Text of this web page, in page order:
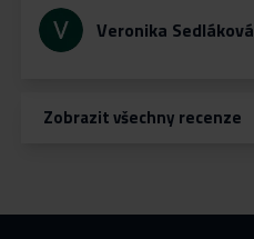
Veronika Sedláková
Zobrazit všechny recenze